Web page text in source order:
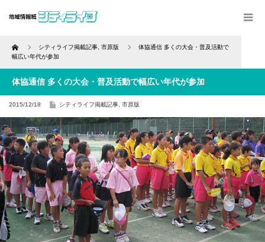
Home シティライフ掲載記事 市原版
体協通信 多くの大会・普及活動で
幅広い年代が参加
体協通信 多くの大会・普及活動で幅広い年代が参加
2015/12/18 シティライフ掲載記事 市原版